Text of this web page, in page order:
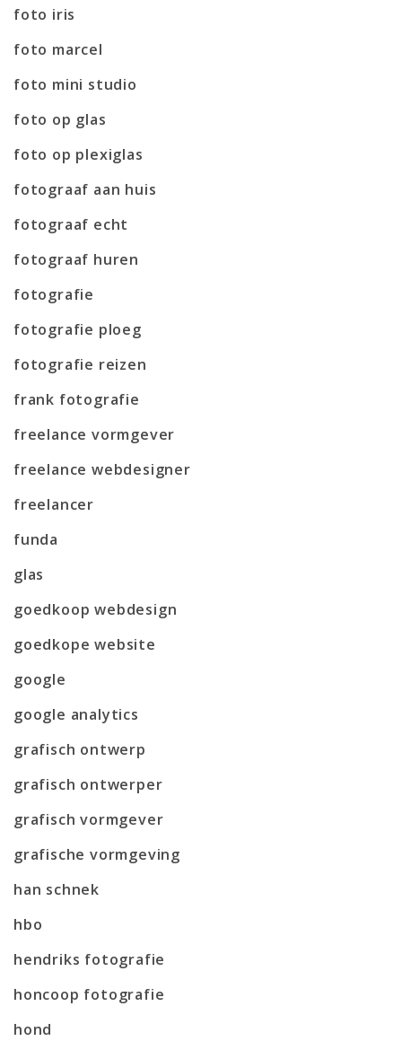
foto iris
foto marcel
foto mini studio
foto op glas
foto op plexiglas
fotograaf aan huis
fotograaf echt
fotograaf huren
fotografie
fotografie ploeg
fotografie reizen
frank fotografie
freelance vormgever
freelance webdesigner
freelancer
funda
glas
goedkoop webdesign
goedkope website
google
google analytics
grafisch ontwerp
grafisch ontwerper
grafisch vormgever
grafische vormgeving
han schnek
hbo
hendriks fotografie
honcoop fotografie
hond